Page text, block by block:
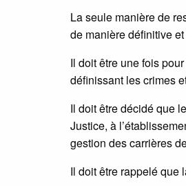
La seule manière de
de manière définitive
Il doit être une fois
définissant les crimes
Il doit être décidé que
Justice, à
gestion des carrières
Il doit être rappelé que